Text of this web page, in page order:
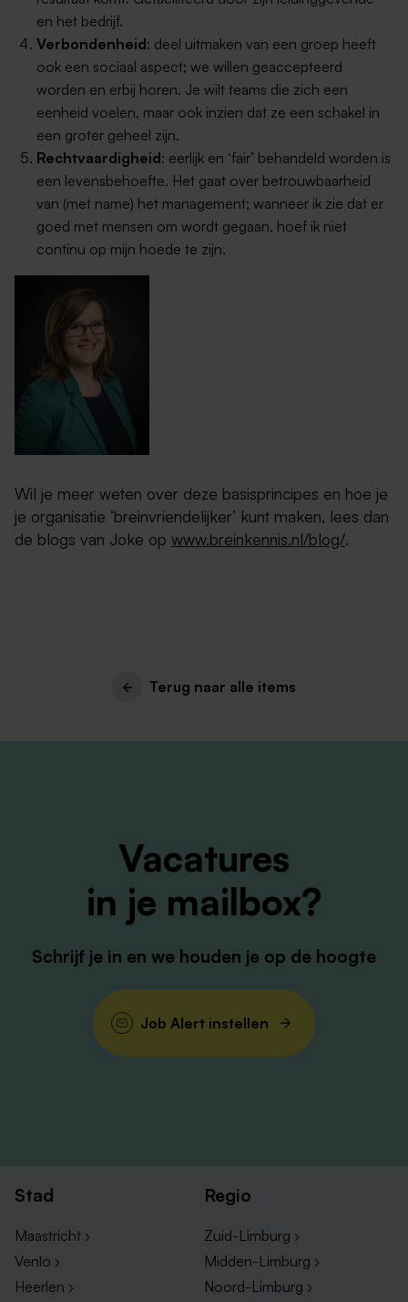
en het bedrijf.
Verbondenheid: deel uitmaken van een groep heeft
ook een sociaal aspect; we willen geaccepteerd
worden en erbij horen. Je wilt teams die zich een
eenheid voelen, maar ook inzien dat ze een schakel in
een groter geheel zijn.
Rechtvaardigheid: eerlijk en ‘fair’ behandeld worden is
een levensbehoefte. Het gaat over betrouwbaarheid
van (met name) het management; wanneer ik zie dat er
goed met mensen om wordt gegaan, hoef ik niet
continu op mijn hoede te zijn.
Wil je meer weten over deze basisprincipes en hoe je
je organisatie ‘breinvriendelijker’ kunt maken, lees dan
de blogs van Joke op www.breinkennis.nl/blog/.
Terug naar alle items
Vacatures
in je mailbox?
Schrijf je in en we houden je op de hoogte
Job Alert instellen
Stad
Maastricht ›
Venlo ›
Heerlen ›
Regio
Zuid-Limburg ›
Midden-Limburg ›
Noord-Limburg ›